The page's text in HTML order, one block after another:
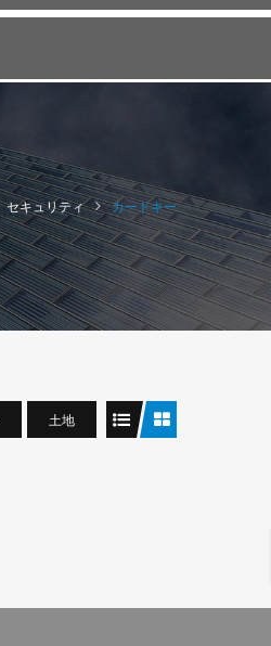
セキュリティ カードキー
土地